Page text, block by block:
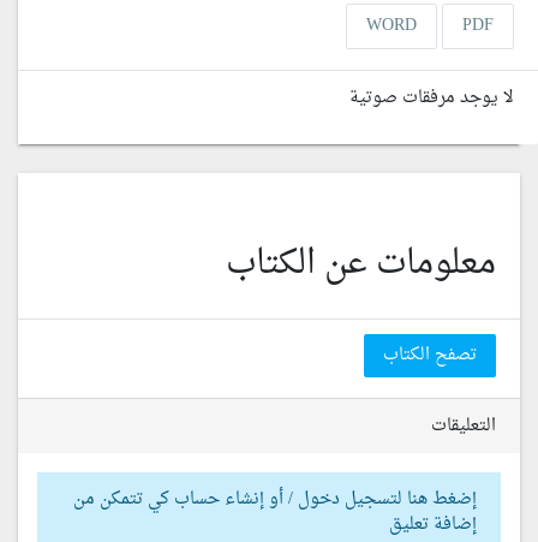
PDF
WORD
لا يوجد مرفقات صوتية
معلومات عن الكتاب
تصفح الكتاب
التعليقات
إضغط هنا لتسجيل دخول / أو إنشاء حساب كي تتمكن من
إضافة تعليق